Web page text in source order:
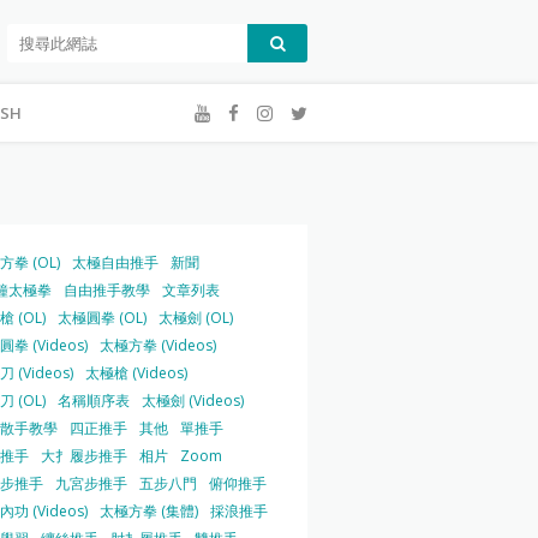
拳 (OL) 太極自由推手 新聞
太極拳
自由推手教學 文章列表
(OL) 太極圓拳 (OL) 太極劍 (OL)
拳 (Videos) 太極方拳 (Videos)
(Videos) 太極槍 (Videos)
(OL) 名稱順序表 太極劍 (Videos)
手教學
四正推手 其他 單推手
手 大扌履步推手 相片
Zoom
推手
九宮步推手 五步八門
俯仰推手
功 (Videos) 太極方拳 (集體) 採浪推手